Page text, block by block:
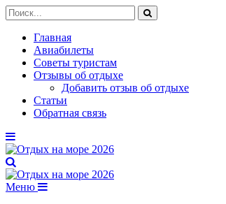
Главная
Авиабилеты
Советы туристам
Отзывы об отдыхе
Добавить отзыв об отдыхе
Статьи
Обратная связь
Меню